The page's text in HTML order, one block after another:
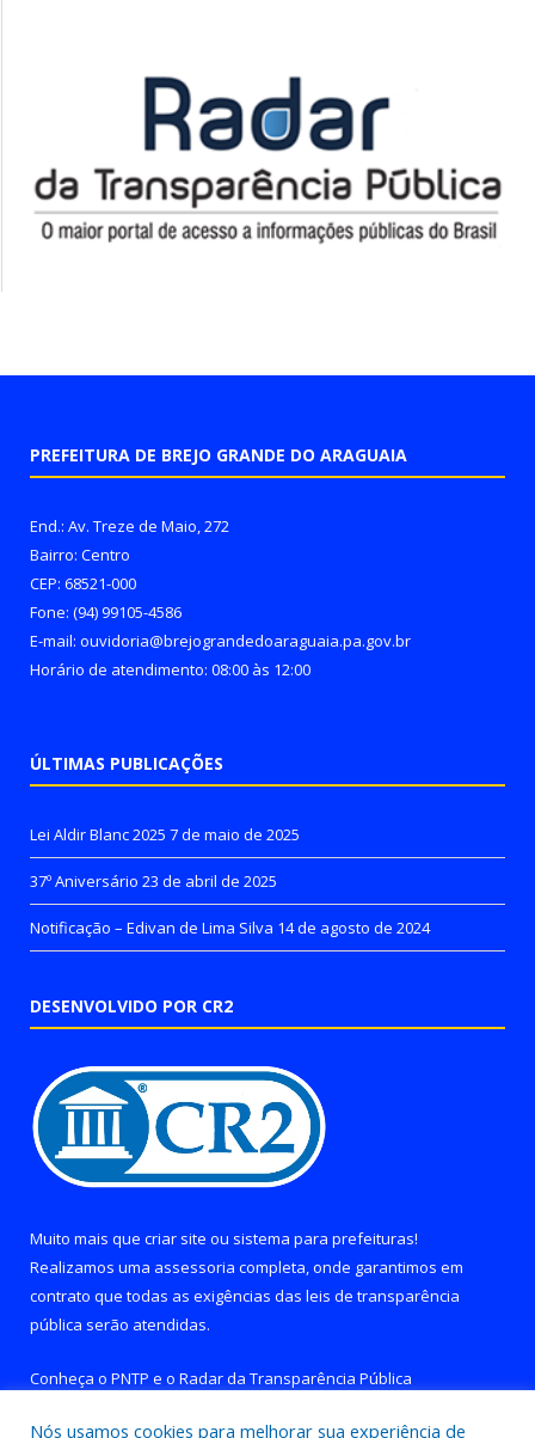
PREFEITURA DE BREJO GRANDE DO ARAGUAIA
End.: Av. Treze de Maio, 272
Bairro: Centro
CEP: 68521-000
Fone: (94) 99105-4586
E-mail: ouvidoria@brejograndedoaraguaia.pa.gov.br
Horário de atendimento: 08:00 às 12:00
ÚLTIMAS PUBLICAÇÕES
Lei Aldir Blanc 2025 7 de maio de 2025
37º Aniversário 23 de abril de 2025
Notificação – Edivan de Lima Silva 14 de agosto de 2024
DESENVOLVIDO POR CR2
Muito mais que criar site ou sistema para prefeituras!
Realizamos uma assessoria completa, onde garantimos em
contrato que todas as exigências das leis de transparência
pública serão atendidas.
Conheça o PNTP e o Radar da Transparência Pública
Nós usamos cookies para melhorar sua experiência de